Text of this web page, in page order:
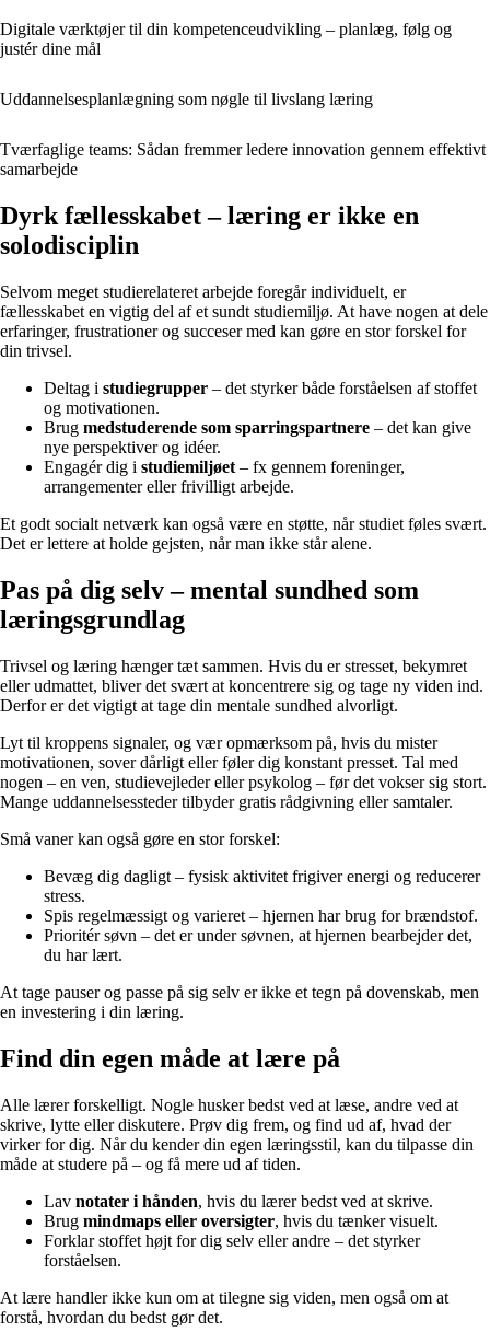
Digitale værktøjer til din kompetenceudvikling – planlæg, følg og
justér dine mål
Uddannelsesplanlægning som nøgle til livslang læring
Tværfaglige teams: Sådan fremmer ledere innovation gennem effektivt
samarbejde
Dyrk fællesskabet – læring er ikke en
solodisciplin
Selvom meget studierelateret arbejde foregår individuelt, er
fællesskabet en vigtig del af et sundt studiemiljø. At have nogen at dele
erfaringer, frustrationer og succeser med kan gøre en stor forskel for
din trivsel.
Deltag i studiegrupper – det styrker både forståelsen af stoffet
og motivationen.
Brug medstuderende som sparringspartnere – det kan give
nye perspektiver og idéer.
Engagér dig i studiemiljøet – fx gennem foreninger,
arrangementer eller frivilligt arbejde.
Et godt socialt netværk kan også være en støtte, når studiet føles svært.
Det er lettere at holde gejsten, når man ikke står alene.
Pas på dig selv – mental sundhed som
læringsgrundlag
Trivsel og læring hænger tæt sammen. Hvis du er stresset, bekymret
eller udmattet, bliver det svært at koncentrere sig og tage ny viden ind.
Derfor er det vigtigt at tage din mentale sundhed alvorligt.
Lyt til kroppens signaler, og vær opmærksom på, hvis du mister
motivationen, sover dårligt eller føler dig konstant presset. Tal med
nogen – en ven, studievejleder eller psykolog – før det vokser sig stort.
Mange uddannelsessteder tilbyder gratis rådgivning eller samtaler.
Små vaner kan også gøre en stor forskel:
Bevæg dig dagligt – fysisk aktivitet frigiver energi og reducerer
stress.
Spis regelmæssigt og varieret – hjernen har brug for brændstof.
Prioritér søvn – det er under søvnen, at hjernen bearbejder det,
du har lært.
At tage pauser og passe på sig selv er ikke et tegn på dovenskab, men
en investering i din læring.
Find din egen måde at lære på
Alle lærer forskelligt. Nogle husker bedst ved at læse, andre ved at
skrive, lytte eller diskutere. Prøv dig frem, og find ud af, hvad der
virker for dig. Når du kender din egen læringsstil, kan du tilpasse din
måde at studere på – og få mere ud af tiden.
Lav notater i hånden, hvis du lærer bedst ved at skrive.
Brug mindmaps eller oversigter, hvis du tænker visuelt.
Forklar stoffet højt for dig selv eller andre – det styrker
forståelsen.
At lære handler ikke kun om at tilegne sig viden, men også om at
forstå, hvordan du bedst gør det.